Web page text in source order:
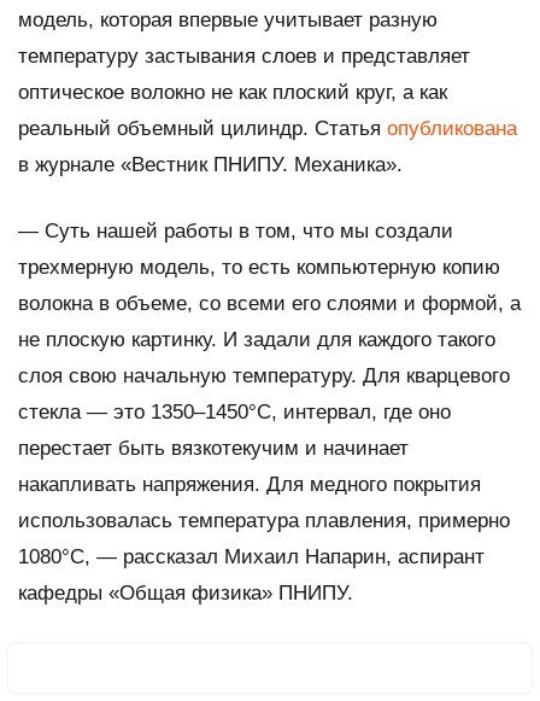
модель, которая впервые учитывает разную
температуру застывания слоев и представляет
оптическое волокно не как плоский круг, а как
реальный объемный цилиндр. Статья опубликована
в журнале «Вестник ПНИПУ. Механика».
— Суть нашей работы в том, что мы создали
трехмерную модель, то есть компьютерную копию
волокна в объеме, со всеми его слоями и формой, а
не плоскую картинку. И задали для каждого такого
слоя свою начальную температуру. Для кварцевого
стекла — это 1350–1450°C, интервал, где оно
перестает быть вязкотекучим и начинает
накапливать напряжения. Для медного покрытия
использовалась температура плавления, примерно
1080°C, — рассказал Михаил Напарин, аспирант
кафедры «Общая физика» ПНИПУ.